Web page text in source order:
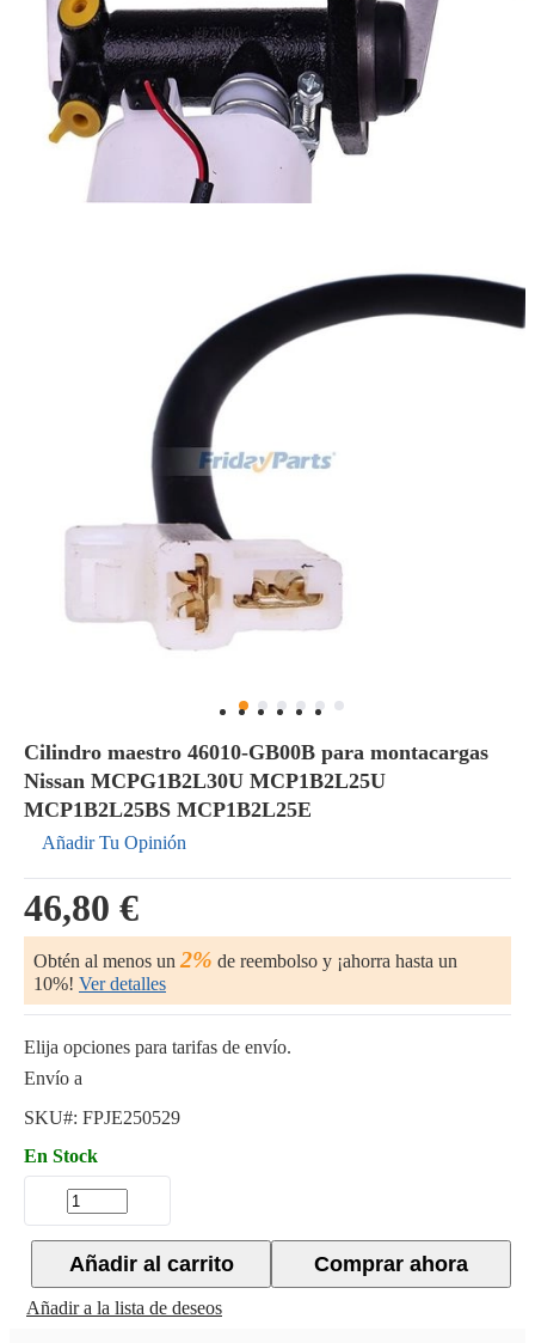
Cilindro maestro 46010-GB00B para montacargas
Nissan MCPG1B2L30U MCP1B2L25U
MCP1B2L25BS MCP1B2L25E
Añadir Tu Opinión
46,80 €
Obtén al menos un 2% de reembolso y ¡ahorra hasta un
10%! Ver detalles
Elija opciones para tarifas de envío.
Envío a
SKU#: FPJE250529
En Stock
Comprar ahora
Añadir al carrito
Añadir a la lista de deseos